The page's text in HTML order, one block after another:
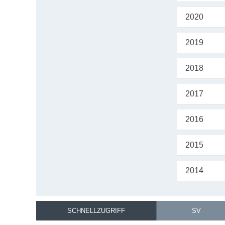
2020
2019
2018
2017
2016
2015
2014
SCHNELLZUGRIFF SV